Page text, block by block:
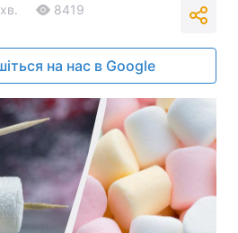
8419
на нас в Google